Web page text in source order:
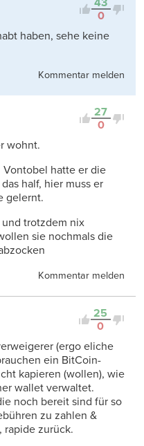
43
0
haben, sehe keine
Kommentar melden
27
0
wohnt.
Vontobel hatte er die
half, hier muss er
gelernt.
trotzdem nix
sie nochmals die
Kommentar melden
25
0
(ergo eliche
ein BitCoin-
kapieren (wollen), wie
wallet verwaltet.
noch bereit sind für so
zu zahlen &
rapide zurück.